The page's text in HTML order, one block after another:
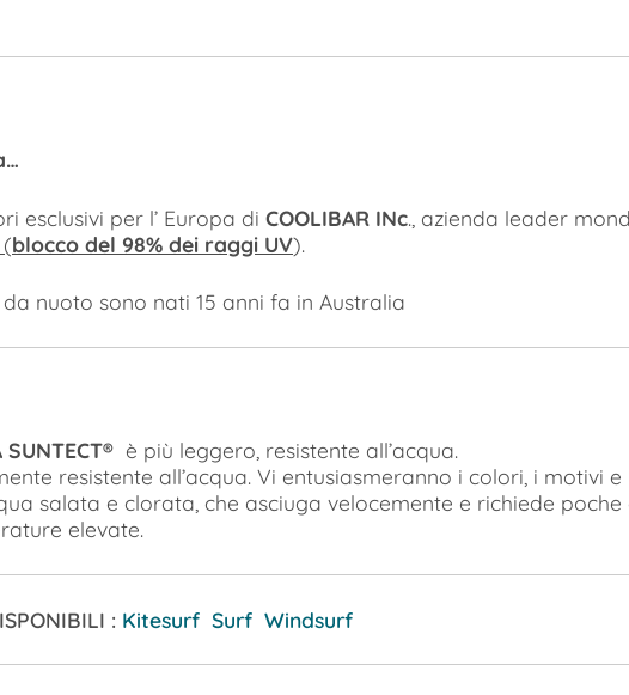
esclusivi per l’ Europa di COOLIBAR INc., azienda leader
blocco del 98% dei raggi UV).
nuoto sono nati 15 anni fa in Australia
SUNTECT® è più leggero, resistente all’acqua.
resistente all’acqua. Vi entusiasmeranno i colori, i motivi
salata e clorata, che asciuga velocemente e richiede
elevate.
: Kitesurf Surf Windsurf